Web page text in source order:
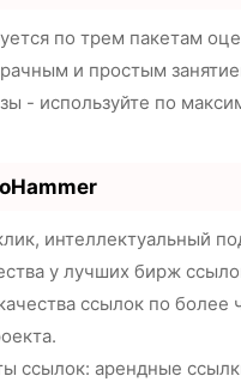
по трем пакетам
и простым
- используйте по
интеллектуальный
у лучших бирж
ссылок по
ссылок: арендные